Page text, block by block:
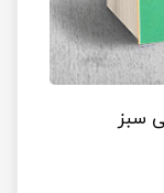
سبز